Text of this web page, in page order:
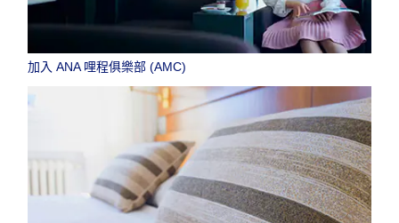
加入 ANA 哩程俱樂部 (AMC)